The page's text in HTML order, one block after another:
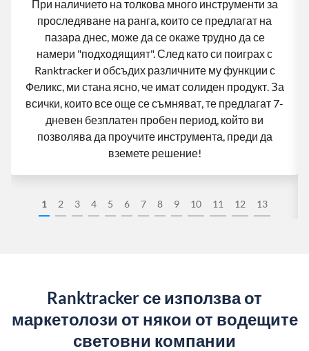
1 2 3 4 5 6 7 8 9 10 11 12 13
При наличието на толкова много инструменти за
проследяване на ранга, които се предлагат на
пазара днес, може да се окаже трудно да се
намери "подходящият". След като си поиграх с
Ranktracker и обсъдих различните му функции с
Феликс, ми стана ясно, че имат солиден продукт. За
всички, които все още се съмняват, те предлагат 7-
дневен безплатен пробен период, който ви
позволява да проучите инструмента, преди да
вземете решение!
Ranktracker се използва от
маркетолози от някои от водещите
световни компании